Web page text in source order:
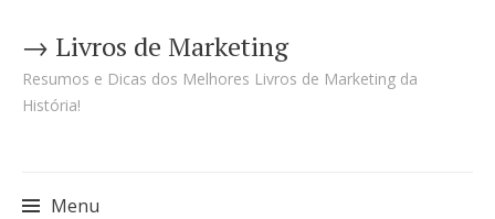
→ Livros de Marketing
Resumos e Dicas dos Melhores Livros de Marketing da
História!
Menu